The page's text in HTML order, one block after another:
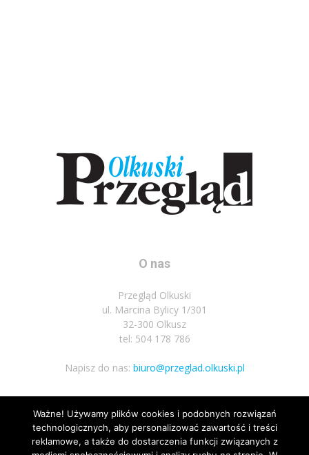
O nas
Przegląd Olkuski
ul. Marcina Bylicy 1/301
32-300 Olkusz
tel: 504 178 786
Napisz do nas: biuro@przeglad.olkuski.pl
Podążaj za nami
Ważne! Używamy plików cookies i podobnych rozwiązań
technologicznych, aby personalizować zawartość i treści
reklamowe, a także do dostarczenia funkcji związanych z